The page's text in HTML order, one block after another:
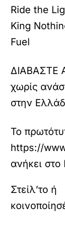
Ride the
King
Fuel
ΔΙΑΒΑΣΤΕ
χωρίς
στην
Το
https://
ανήκει στο